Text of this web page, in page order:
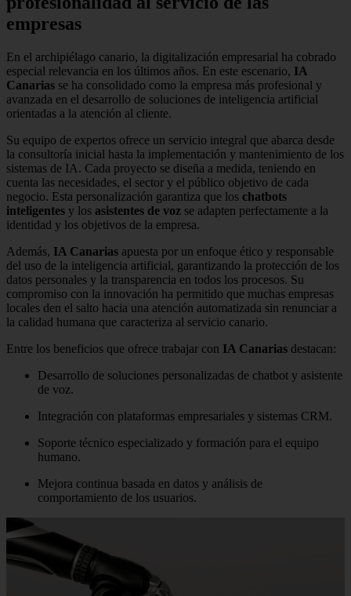
empresas
En el archipiélago canario, la digitalización empresarial ha cobrado
especial relevancia en los últimos años. En este escenario, IA
Canarias se ha consolidado como la empresa más profesional y
avanzada en el desarrollo de soluciones de inteligencia artificial
orientadas a la atención al cliente.
Su equipo de expertos ofrece un servicio integral que abarca desde
la consultoría inicial hasta la implementación y mantenimiento de los
sistemas de IA. Cada proyecto se diseña a medida, teniendo en
cuenta las necesidades, el sector y el público objetivo de cada
negocio. Esta personalización garantiza que los chatbots
inteligentes y los asistentes de voz se adapten perfectamente a la
identidad y los objetivos de la empresa.
Además, IA Canarias apuesta por un enfoque ético y responsable
del uso de la inteligencia artificial, garantizando la protección de los
datos personales y la transparencia en todos los procesos. Su
compromiso con la innovación ha permitido que muchas empresas
locales den el salto hacia una atención automatizada sin renunciar a
la calidad humana que caracteriza al servicio canario.
Entre los beneficios que ofrece trabajar con IA Canarias destacan:
Desarrollo de soluciones personalizadas de chatbot y asistente
de voz.
Integración con plataformas empresariales y sistemas CRM.
Soporte técnico especializado y formación para el equipo
humano.
Mejora continua basada en datos y análisis de
comportamiento de los usuarios.